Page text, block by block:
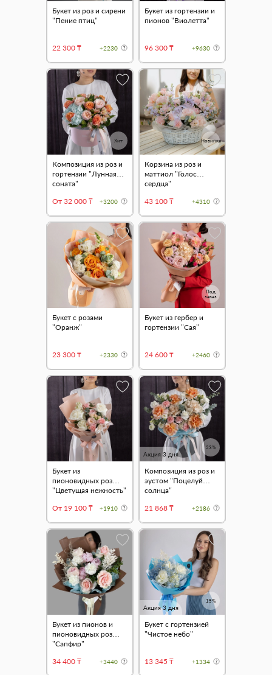
Букет из роз и сирени
"Пение птиц"
22 300 ₸ +2230
Букет из гортензии и
пионов "Виолетта"
96 300 ₸ +9630
Хит
Композиция из роз и
гортензии "Лунная
соната"
От 32 000 ₸
+3200
Новинка
Корзина из роз и
маттиол "Голос
сердца"
43 100 ₸
+4310
Букет с розами
"Оранж"
23 300 ₸ +2330
Под
заказ
Букет из гербер и
гортензии "Сая"
24 600 ₸ +2460
Букет из
пионовидных роз
"Цветущая нежность"
От 19 100 ₸
+1910
Акция 3 дня
23%
Композиция из роз и
эустом "Поцелуй
солнца"
21 868 ₸
+2186
Букет из пионов и
пионовидных роз
"Сапфир"
34 400 ₸
+3440
Акция 3 дня
15%
Букет с гортензией
"Чистое небо"
13 345 ₸ +1334